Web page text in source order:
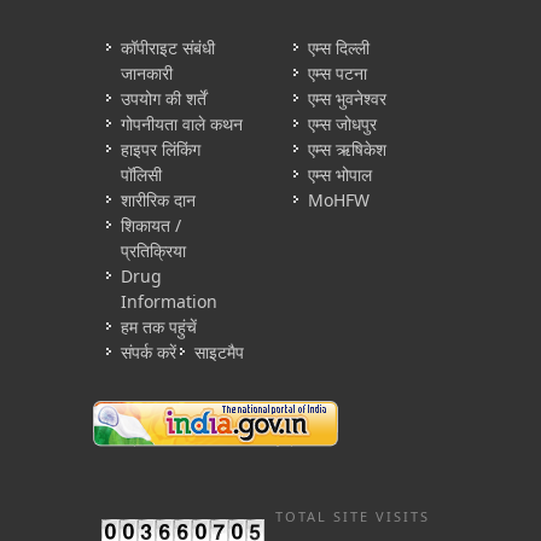
कॉपीराइट संबंधी
जानकारी
उपयोग की शर्तें
गोपनीयता वाले कथन
हाइपर लिंकिंग
पॉलिसी
शारीरिक दान
शिकायत /
प्रतिक्रिया
Drug
Information
हम तक पहुंचें
संपर्क करें
साइटमैप
एम्स दिल्ली
एम्स पटना
एम्स भुवनेश्वर
एम्स जोधपुर
एम्स ऋषिकेश
एम्स भोपाल
MoHFW
TOTAL SITE VISITS